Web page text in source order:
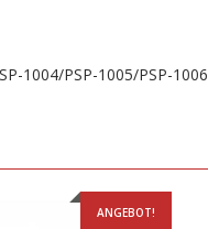
1004/PSP-1005/PSP-1006
ANGEBOT!